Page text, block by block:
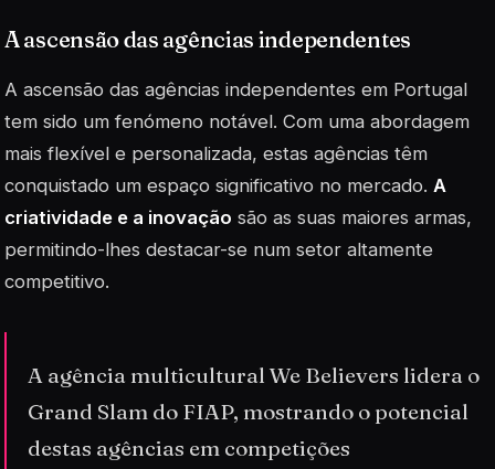
A ascensão das agências independentes
A ascensão das agências independentes em Portugal
tem sido um fenómeno notável. Com uma abordagem
mais flexível e personalizada, estas agências têm
conquistado um espaço significativo no mercado. A
criatividade e a inovação são as suas maiores armas,
permitindo-lhes destacar-se num setor altamente
competitivo.
A agência multicultural We Believers lidera o
Grand Slam do FIAP, mostrando o potencial
destas agências em competições